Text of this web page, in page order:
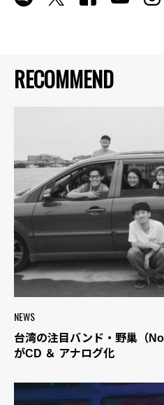
RECOMMEND
NEWS
台湾の注目バンド・野巢（
がCD ＆ アナログ化